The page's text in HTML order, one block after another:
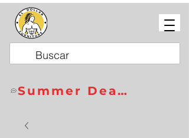
Summer Deals